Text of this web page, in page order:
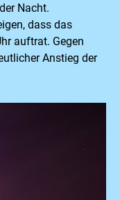
Nacht.
dass das
auftrat. Gegen
Anstieg der